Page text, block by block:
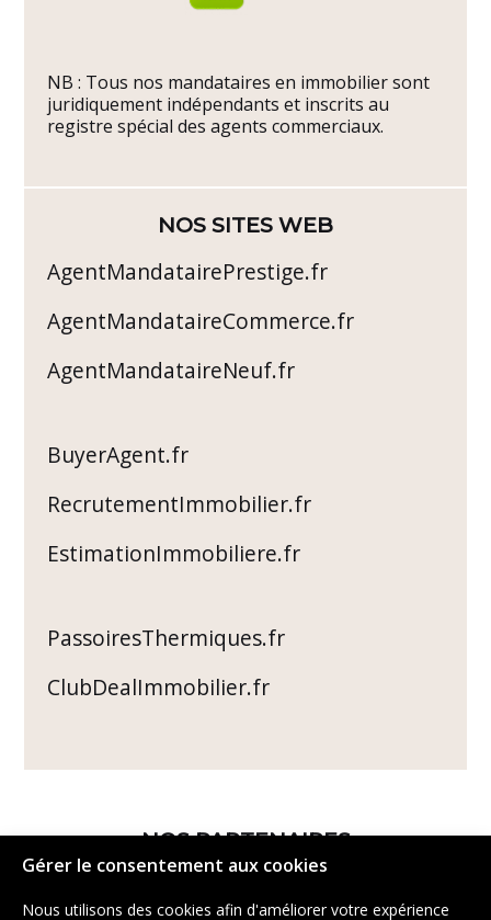
Gérer le consentement aux cookies
Nous utilisons des cookies afin d'améliorer votre expérience
NB : Tous nos mandataires en immobilier sont
juridiquement indépendants et inscrits au
registre spécial des agents commerciaux.
NOS SITES WEB
AgentMandatairePrestige.fr
AgentMandataireCommerce.fr
AgentMandataireNeuf.fr
BuyerAgent.fr
RecrutementImmobilier.fr
EstimationImmobiliere.fr
PassoiresThermiques.fr
ClubDealImmobilier.fr
NOS PARTENAIRES